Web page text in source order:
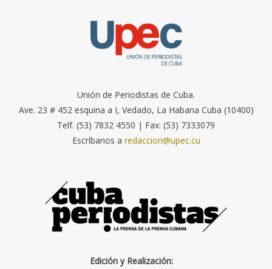
Unión de Periodistas de Cuba.
Ave. 23 # 452 esquina a I, Vedado, La Habana Cuba (10400)
Telf. (53) 7832 4550 | Fax: (53) 7333079
Escríbanos a redaccion@upec.cu
Edición y Realización: